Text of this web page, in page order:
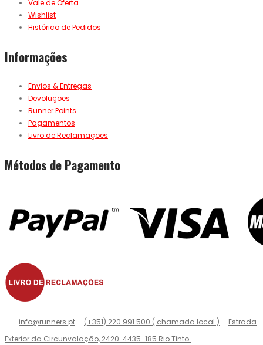
Vale de Oferta
Wishlist
Histórico de Pedidos
Informações
Envios & Entregas
Devoluções
Runner Points
Pagamentos
Livro de Reclamações
Métodos de Pagamento
info@runners.pt (+351) 220 991 500 ( chamada local )
Estrada
Exterior da Circunvalação, 2420. 4435-185 Rio Tinto.